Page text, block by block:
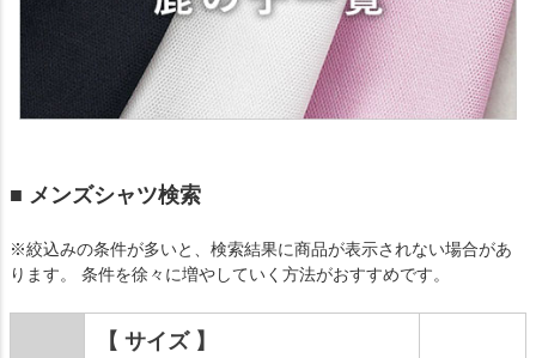
■ メンズシャツ検索
※絞込みの条件が多いと、検索結果に商品が表示されない場合があ
ります。 条件を徐々に増やしていく方法がおすすめです。
【 サイズ 】